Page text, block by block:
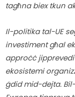
tagħna biex tkun
Il-politika tal-UE
investiment għal
approċċ
ekosistemi
ġdid mid-dejta.